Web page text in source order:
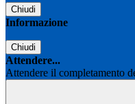
Chiudi
Informazione
Chiudi
Attendere...
Attendere il completamento